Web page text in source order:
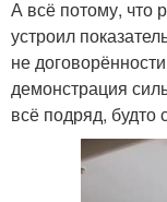
А всё потому, что
устроил
не
демонстрация
всё подряд, будто